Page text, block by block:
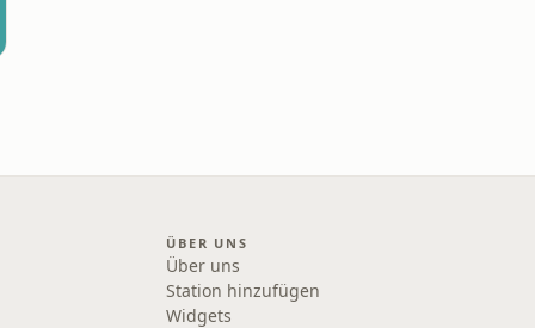
ÜBER UNS
Über uns
Station hinzufügen
Widgets